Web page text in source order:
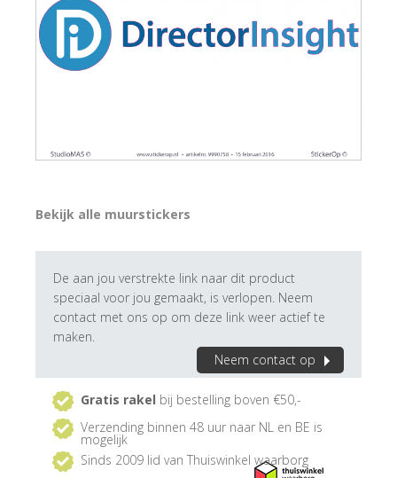
Bekijk alle muurstickers
De aan jou verstrekte link naar dit product
speciaal voor jou gemaakt, is verlopen. Neem
contact met ons op om deze link weer actief te
maken.
Neem contact op
Gratis rakel bij bestelling boven €50,-
Verzending binnen 48 uur naar NL en BE is
mogelijk
Sinds 2009 lid van Thuiswinkel waarborg